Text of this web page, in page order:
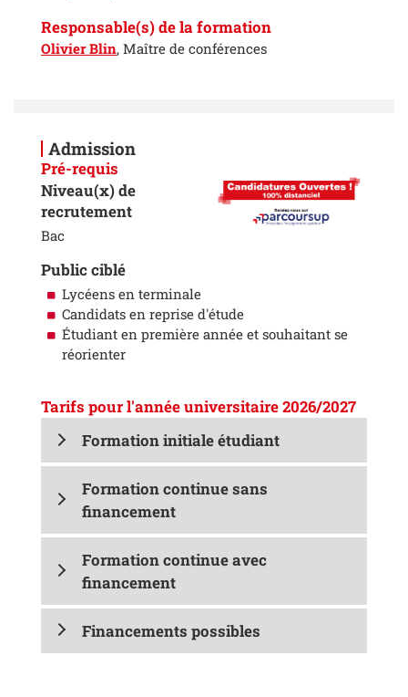
Responsable(s) de la formation
Olivier Blin, Maître de conférences
Admission
Pré-requis
Niveau(x) de
recrutement
Bac
Public ciblé
Lycéens en terminale
Candidats en reprise d'étude
Étudiant en première année et souhaitant se
réorienter
Tarifs pour l'année universitaire 2026/2027
Formation initiale étudiant
Formation continue sans
financement
Formation continue avec
financement
Financements possibles